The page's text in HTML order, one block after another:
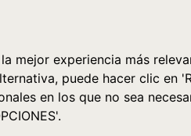
mejor experiencia más
puede hacer clic en
en los que no sea